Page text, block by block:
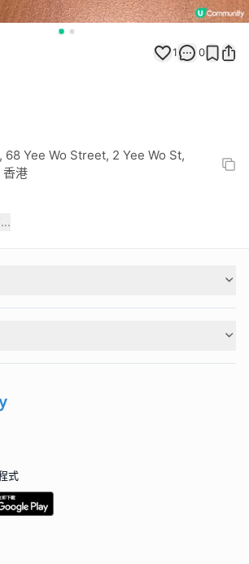
1 0
Yee Wo Street, 2 Yee Wo St,
香港
式